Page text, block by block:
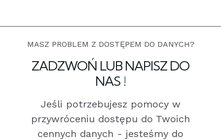
MASZ PROBLEM Z DOSTĘPEM DO DANYCH?
ZADZWOŃ LUB NAPISZ DO
NAS !
Jeśli potrzebujesz pomocy w
przywróceniu dostępu do Twoich
cennych danych - jesteśmy do